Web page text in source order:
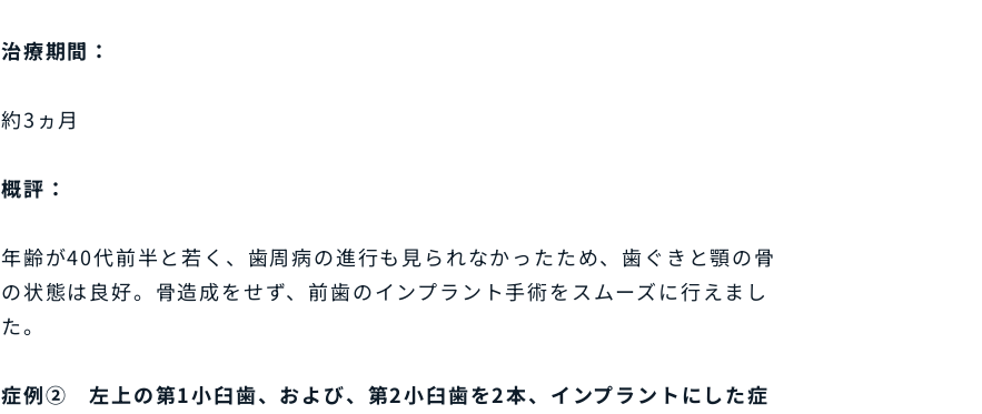
治療期間：
約3ヵ月
概評：
年齢が40代前半と若く、歯周病の進行も見られなかったため、歯ぐきと顎の骨
の状態は良好。骨造成をせず、前歯のインプラント手術をスムーズに行えまし
た。
症例② 左上の第1小臼歯、および、第2小臼歯を2本、インプラントにした症